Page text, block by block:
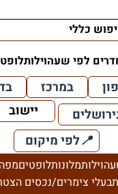
כללי
לפי שעהוילות
במרכז
📍לפי מיקום
וילותמלונותלופטיםמפה
בעלי צימרים/נכסים